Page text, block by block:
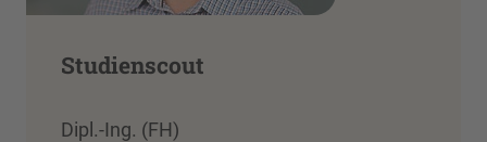
Studienscout
Dipl.-Ing. (FH)